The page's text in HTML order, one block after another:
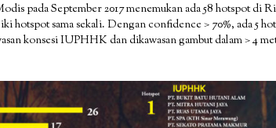
pada September 2017 menemukan ada 58 hotspot di
hotspot sama sekali. Dengan confidence > 70%, ada 5
konsesi IUPHHK dan dikawasan gambut dalam > 4